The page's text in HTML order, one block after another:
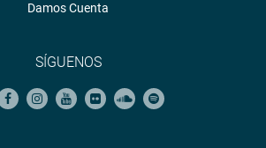
Damos Cuenta
SÍGUENOS